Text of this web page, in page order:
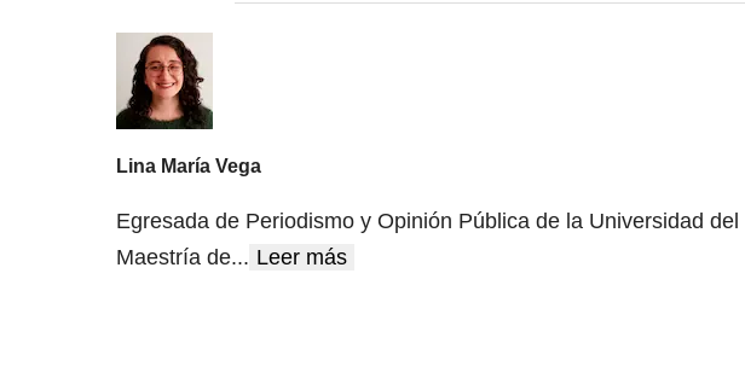
Lina María Vega
Egresada de Periodismo y Opinión Pública de la Universidad
Maestría de... Leer más